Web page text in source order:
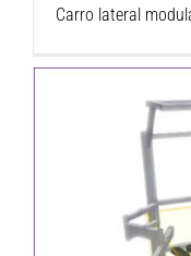
Carro lateral